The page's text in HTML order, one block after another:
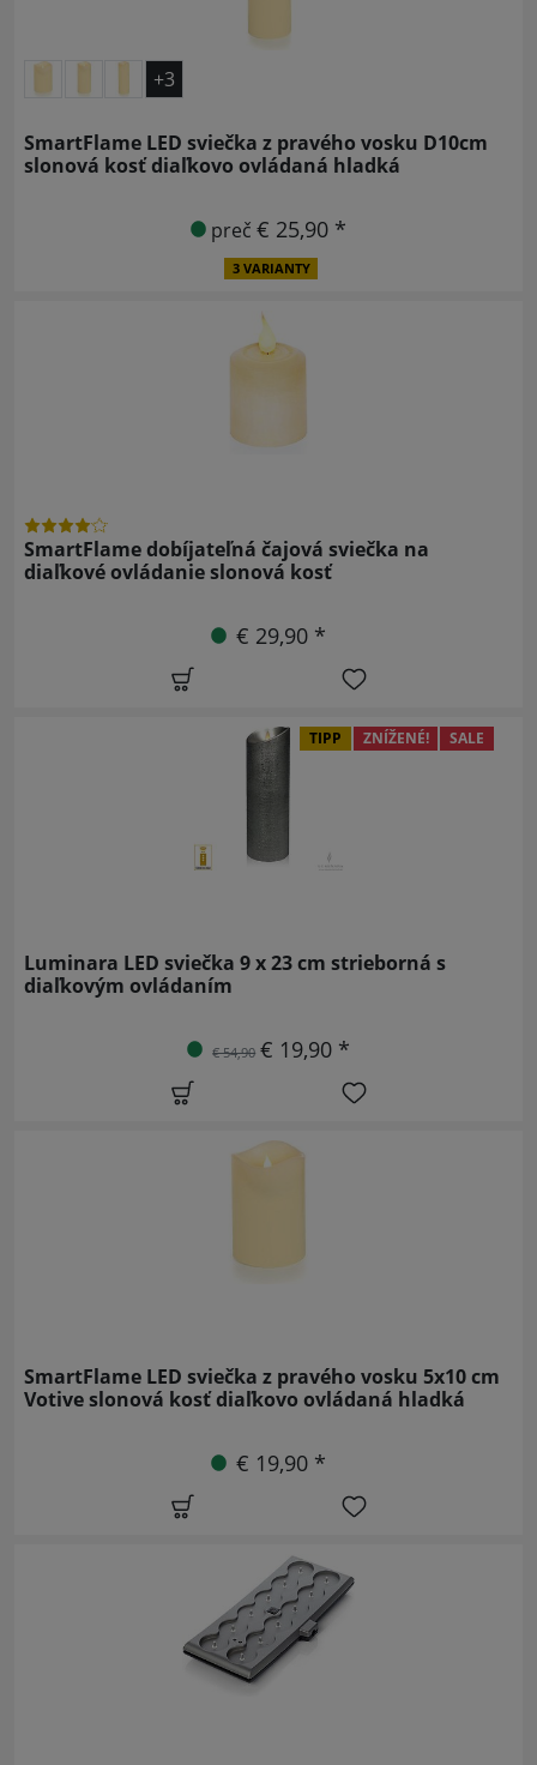
+3
SmartFlame LED sviečka z pravého vosku D10cm
slonová kosť diaľkovo ovládaná hladká
preč€ 25,90 *
3 VARIANTY
SmartFlame dobíjateľná čajová sviečka na
diaľkové ovládanie slonová kosť
€ 29,90 *
TIPP ZNÍŽENÉ! SALE
Luminara LED sviečka 9 x 23 cm strieborná s
diaľkovým ovládaním
€ 54,90 € 19,90 *
SmartFlame LED sviečka z pravého vosku 5x10 cm
Votive slonová kosť diaľkovo ovládaná hladká
€ 19,90 *